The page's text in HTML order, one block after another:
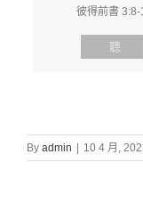
彼得前書 3:8-
聽
By admin 10 4 月,